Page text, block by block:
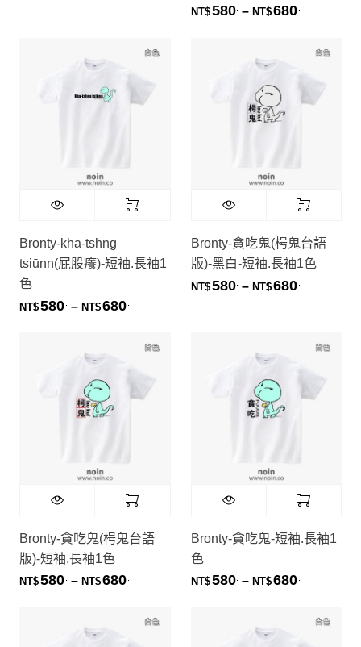
NT$580 – NT$680
Bronty-kha-tshng
tsiūnn(屁股癢)-短袖.長袖1
色
NT$580 – NT$680價格範圍：NT$580. 到 NT$680.
Bronty-貪吃鬼(枵鬼台語
版)-黑白-短袖.長袖1色
NT$580 – NT$680
Bronty-貪吃鬼(枵鬼台語
版)-短袖.長袖1色
NT$580 – NT$680價格範圍：NT$580. 到 NT$680.
Bronty-貪吃鬼-短袖.長袖1
色
NT$580 – NT$680